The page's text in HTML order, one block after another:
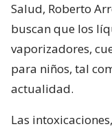
Salud, Roberto
buscan que los
vaporizadores,
para niños, tal
actualidad.
Las